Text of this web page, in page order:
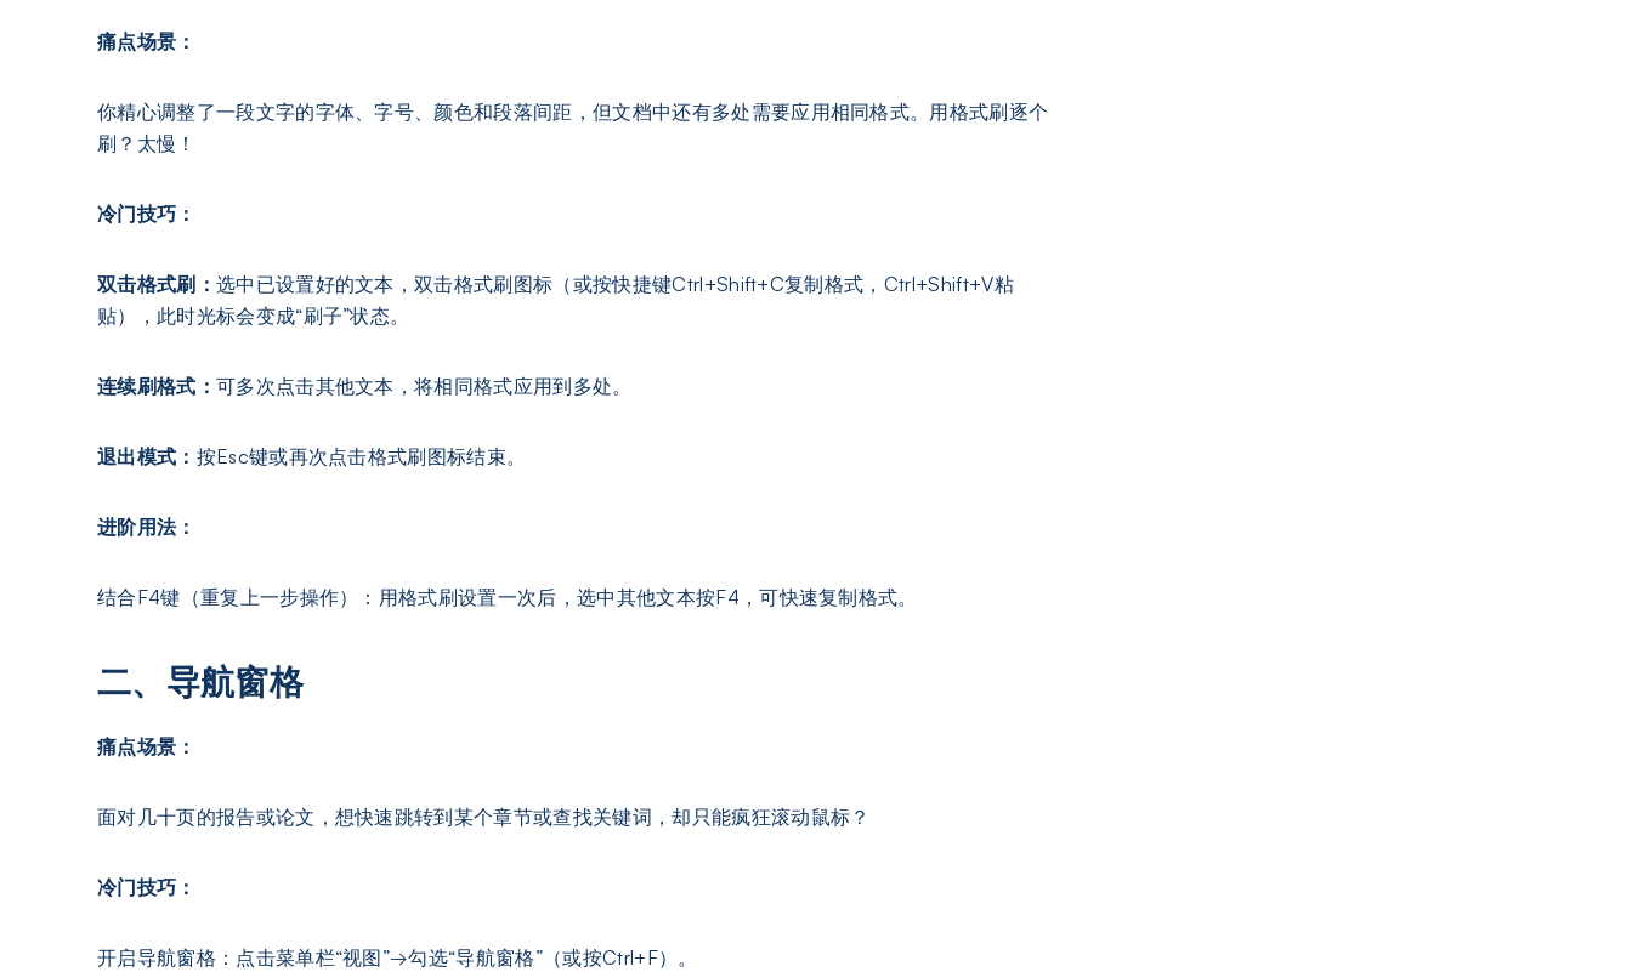
痛点场景：
你精心调整了一段文字的字体、字号、颜色和段落间距，但文档中还有多处需要应用相同格式。用格式刷逐个
刷？太慢！
冷门技巧：
双击格式刷： 选中已设置好的文本，双击格式刷图标（或按快捷键Ctrl+Shift+C复制格式，Ctrl+Shift+V粘
贴），此时光标会变成“刷子”状态。
连续刷格式： 可多次点击其他文本，将相同格式应用到多处。
退出模式： 按Esc键或再次点击格式刷图标结束。
进阶用法：
结合F4键（重复上一步操作）：用格式刷设置一次后，选中其他文本按F4，可快速复制格式。
二、导航窗格
痛点场景：
面对几十页的报告或论文，想快速跳转到某个章节或查找关键词，却只能疯狂滚动鼠标？
冷门技巧：
开启导航窗格：点击菜单栏“视图”→勾选“导航窗格”（或按Ctrl+F）。